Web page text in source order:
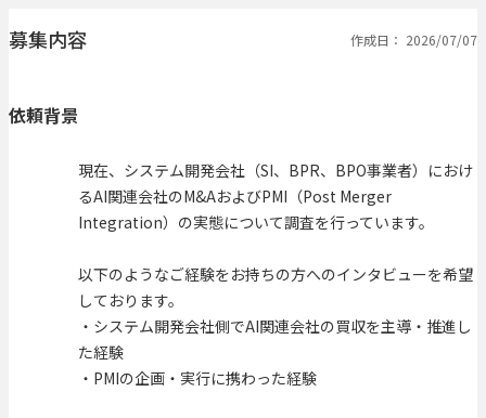
募集内容 作成日： 2026/07/07
依頼背景
現在、システム開発会社（SI、BPR、BPO事業者）におけ
るAI関連会社のM&AおよびPMI（Post Merger
Integration）の実態について調査を行っています。
以下のようなご経験をお持ちの方へのインタビューを希望
しております。
・システム開発会社側でAI関連会社の買収を主導・推進し
た経験
・PMIの企画・実行に携わった経験